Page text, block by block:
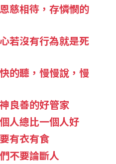
慈相待，存憐憫的
若沒有行為就是死
的聽，慢慢說，慢
良善的好管家
人總比一個人好
有衣有食
不要論斷人